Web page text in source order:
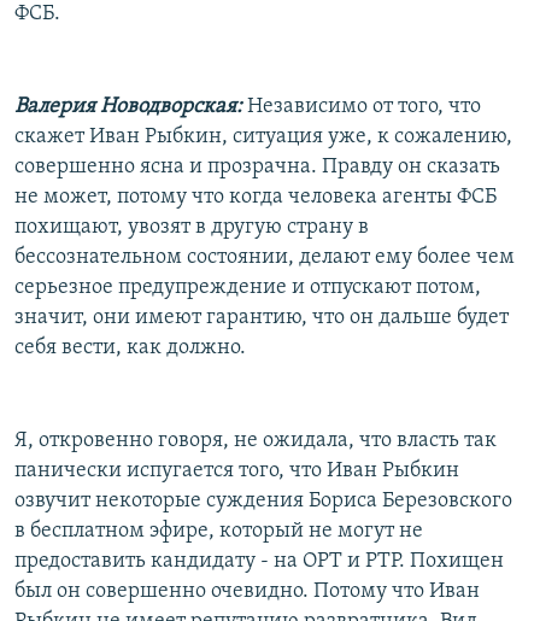
ФСБ.
Валерия Новодворская:Независимо от того, что
скажет Иван Рыбкин, ситуация уже, к сожалению,
совершенно ясна и прозрачна. Правду он сказать
не может, потому что когда человека агенты ФСБ
похищают, увозят в другую страну в
бессознательном состоянии, делают ему более чем
серьезное предупреждение и отпускают потом,
значит, они имеют гарантию, что он дальше будет
себя вести, как должно.
Я, откровенно говоря, не ожидала, что власть так
панически испугается того, что Иван Рыбкин
озвучит некоторые суждения Бориса Березовского
в бесплатном эфире, который не могут не
предоставить кандидату - на ОРТ и РТР. Похищен
был он совершенно очевидно. Потому что Иван